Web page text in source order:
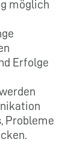
möglich
Erfolge
Probleme